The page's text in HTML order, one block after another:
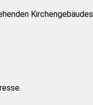
Kirchengebäudes